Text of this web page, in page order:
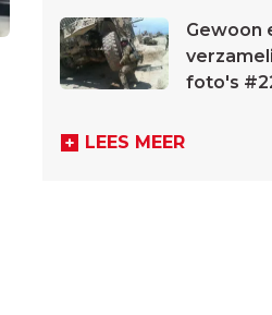
Gewoon
foto's
LEES MEER